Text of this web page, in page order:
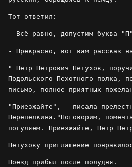
Тот ответил:
- Всё равно, допустим буква
- Прекрасно, вот вам рассказ
" Пётр Петрович Петухов,
Подольского Пехотного полка,
письмо, полное приятных
"Приезжайте", - писала
Перепелкина."Поговорим,
погуляем. Приезжайте, Пётр
Петухову приглашение
Поезд прибыл после полудня.